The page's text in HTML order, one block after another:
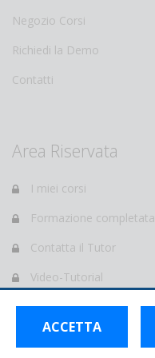
ACCETTA
Negozio Corsi
Richiedi la Demo
Contatti
Area Riservata
I miei corsi
Formazione completata
Contatta il Tutor
Video-Tutorial
e-Learning Forum
Profilo personale